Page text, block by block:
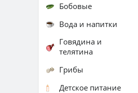
Бобовые
Вода и напитки
Говядина и
телятина
Грибы
Детское питание